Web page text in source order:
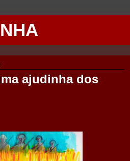
ajudinha dos